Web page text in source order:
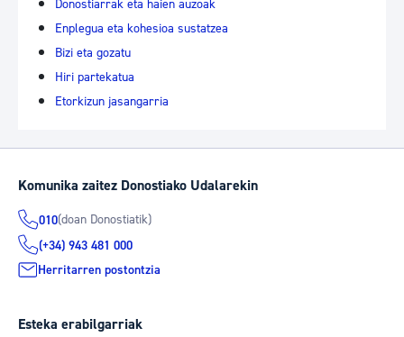
Donostiarrak eta haien auzoak
Enplegua eta kohesioa sustatzea
Bizi eta gozatu
Hiri partekatua
Etorkizun jasangarria
Komunika zaitez Donostiako Udalarekin
010(doan Donostiatik)
(+34) 943 481 000
Herritarren postontzia
Esteka erabilgarriak